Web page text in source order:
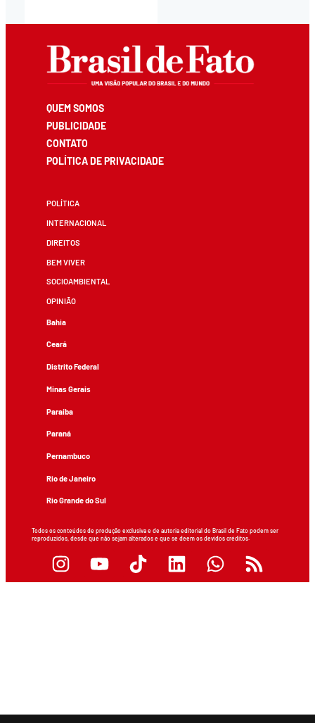
QUEM SOMOS
PUBLICIDADE
CONTATO
POLÍTICA DE PRIVACIDADE
POLÍTICA
INTERNACIONAL
DIREITOS
BEM VIVER
SOCIOAMBIENTAL
OPINIÃO
Bahia
Ceará
Distrito Federal
Minas Gerais
Paraíba
Paraná
Pernambuco
Rio de Janeiro
Rio Grande do Sul
Todos os conteúdos de produção exclusiva e de autoria editorial do Brasil de Fato podem ser
reproduzidos, desde que não sejam alterados e que se deem os devidos créditos.